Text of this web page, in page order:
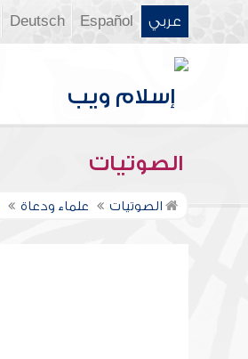
عربي Español
Deutsch
الصوتيات
الصوتيات علماء ودعاة